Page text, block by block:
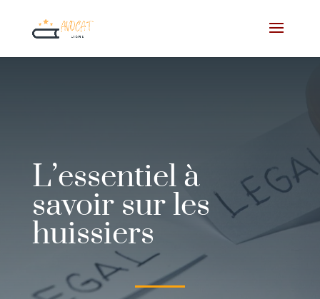
L’essentiel à
savoir sur les
huissiers